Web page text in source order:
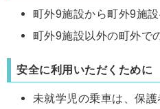
町外9施設から町外9施
町外9施設以外の町外で
安全に利用いただくために
未就学児の乗車は、保